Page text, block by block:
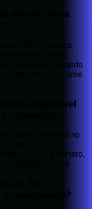
internet fibra
em São Lourenço,
escolhida.
sua região clicando
fale com nosso time
disponível
Lourenço?
está disponível no
clique em
seu CEP e número,
(19) 99662-3914.
em São
meu bairro?